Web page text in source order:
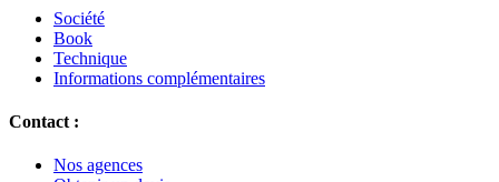
Société
Book
Technique
Informations complémentaires
Contact :
Nos agences